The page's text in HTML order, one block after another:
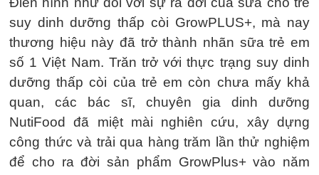
suy dinh dưỡng thấp còi GrowPLUS+, mà nay
thương hiệu này đã trở thành nhãn sữa trẻ em
số 1 Việt Nam. Trăn trở với thực trạng suy dinh
dưỡng thấp còi của trẻ em còn chưa mấy khả
quan, các bác sĩ, chuyên gia dinh dưỡng
NutiFood đã miệt mài nghiên cứu, xây dựng
công thức và trải qua hàng trăm lần thử nghiệm
để cho ra đời sản phẩm GrowPlus+ vào năm